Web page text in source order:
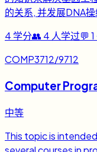
的关系, 并发展DNA
4 学分👥 4 人学过💬 1
COMP3712/9712
Computer
中等
This topic is